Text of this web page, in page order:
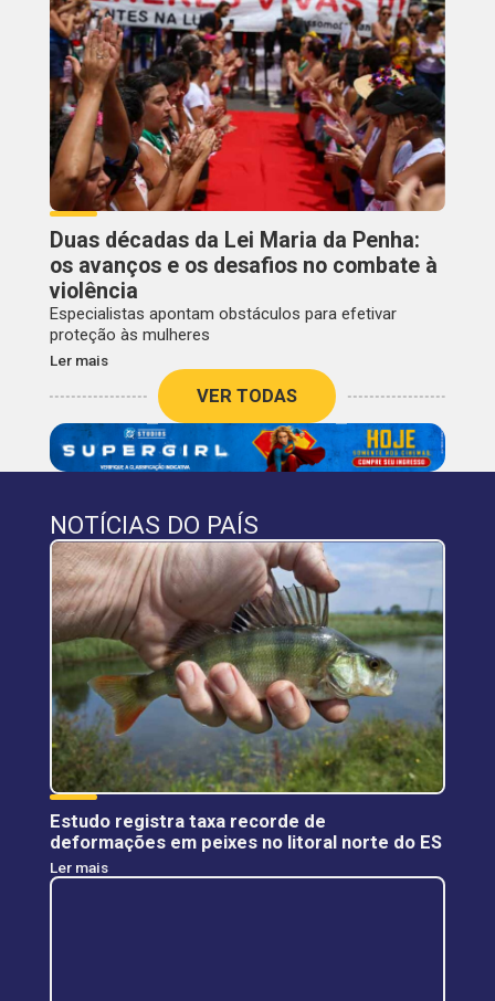
Duas décadas da Lei Maria da Penha:
os avanços e os desafios no combate à
violência
Especialistas apontam obstáculos para efetivar
proteção às mulheres
Ler mais
VER TODAS
NOTÍCIAS DO PAÍS
Estudo registra taxa recorde de
deformações em peixes no litoral norte do ES
Ler mais